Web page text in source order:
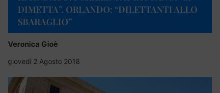
DIMETTA”. ORLANDO: “DILETTANTI ALLO
SBARAGLIO”
Veronica Gioè
giovedì 2 Agosto 2018